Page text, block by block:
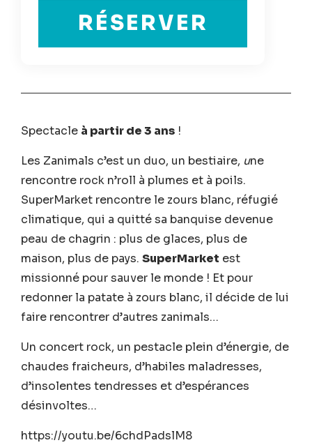
RÉSERVER
Spectacle à partir de 3 ans !
Les Zanimals c’est un duo, un bestiaire, une
rencontre rock n’roll à plumes et à poils.
SuperMarket rencontre le zours blanc, réfugié
climatique, qui a quitté sa banquise devenue
peau de chagrin : plus de glaces, plus de
maison, plus de pays. SuperMarket est
missionné pour sauver le monde ! Et pour
redonner la patate à zours blanc, il décide de lui
faire rencontrer d’autres zanimals…
Un concert rock, un pestacle plein d’énergie, de
chaudes fraicheurs, d’habiles maladresses,
d’insolentes tendresses et d’espérances
désinvoltes…
https://youtu.be/6chdPadslM8